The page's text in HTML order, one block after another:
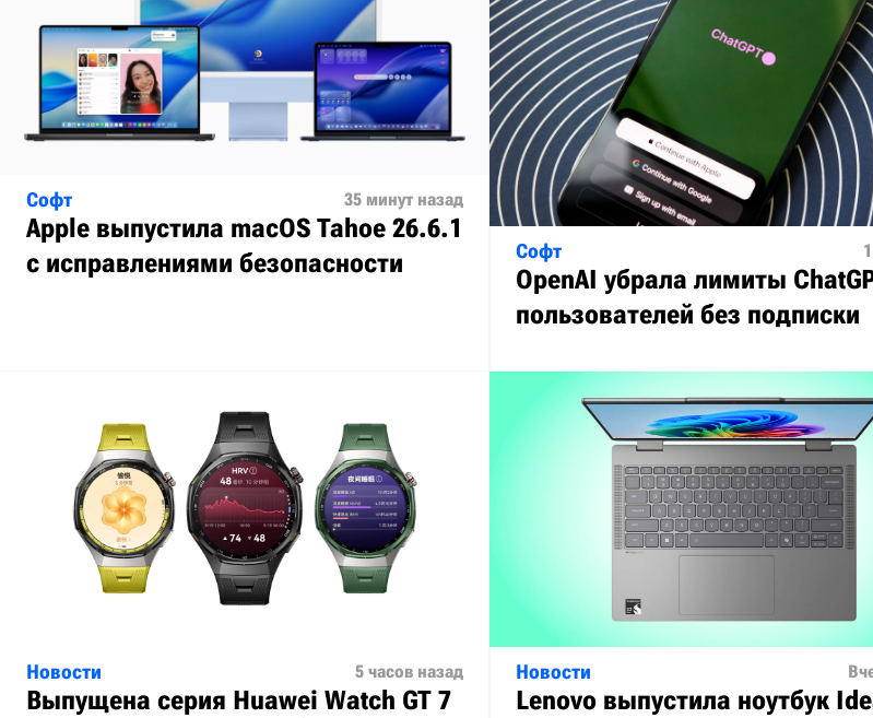
Софт 35 минут назад
Apple выпустила macOS Tahoe 26.6.1
с исправлениями безопасности
Софт
OpenAI убрала лимиты
пользователей без подписки
Новости 5 часов назад
Выпущена серия Huawei Watch GT 7
Новости
Lenovo выпустила ноутбук